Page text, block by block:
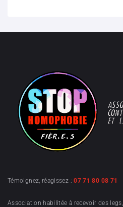
Témoignez, réagissez :07 71 80 08 71
Association habilitée à recevoir des